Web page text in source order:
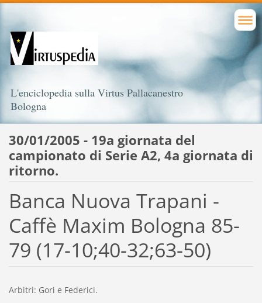
L'enciclopedia sulla Virtus Pallacanestro
Bologna
30/01/2005 - 19a giornata del
campionato di Serie A2, 4a giornata di
ritorno.
Banca Nuova Trapani -
Caffè Maxim Bologna 85-
79 (17-10;40-32;63-50)
Arbitri: Gori e Federici.